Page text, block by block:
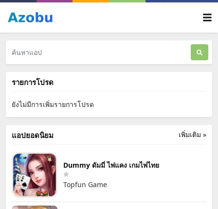
รายการโปรด
ยังไม่มีการเพิ่มรายการโปรด
เพิ่มเติม »
แอปยอดนิยม
Dummy ดัมมี่ ไพ่แคง เกมไพ่ไทย
Topfun Game